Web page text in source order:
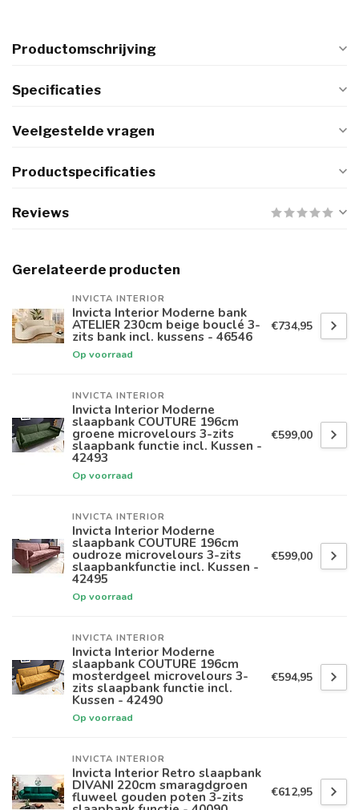
Productomschrijving
Specificaties
Veelgestelde vragen
Productspecificaties
Reviews
Gerelateerde producten
INVICTA INTERIOR
Invicta Interior Moderne bank
ATELIER 230cm beige bouclé 3-
zits bank incl. kussens - 46546
Op voorraad
€734,95
INVICTA INTERIOR
Invicta Interior Moderne
slaapbank COUTURE 196cm
groene microvelours 3-zits
slaapbank functie incl. Kussen -
42493
Op voorraad
€599,00
INVICTA INTERIOR
Invicta Interior Moderne
slaapbank COUTURE 196cm
oudroze microvelours 3-zits
slaapbankfunctie incl. Kussen -
42495
Op voorraad
€599,00
INVICTA INTERIOR
Invicta Interior Moderne
slaapbank COUTURE 196cm
mosterdgeel microvelours 3-
zits slaapbank functie incl.
Kussen - 42490
Op voorraad
€594,95
INVICTA INTERIOR
Invicta Interior Retro slaapbank
DIVANI 220cm smaragdgroen
fluweel gouden poten 3-zits €612,95